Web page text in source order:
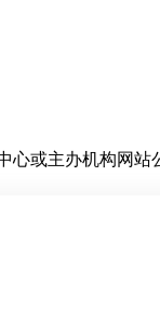
心或主办机构网站